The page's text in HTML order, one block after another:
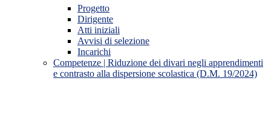
Progetto
Dirigente
Atti iniziali
Avvisi di selezione
Incarichi
Competenze | Riduzione dei divari negli apprendimenti
e contrasto alla dispersione scolastica (D.M. 19/2024)